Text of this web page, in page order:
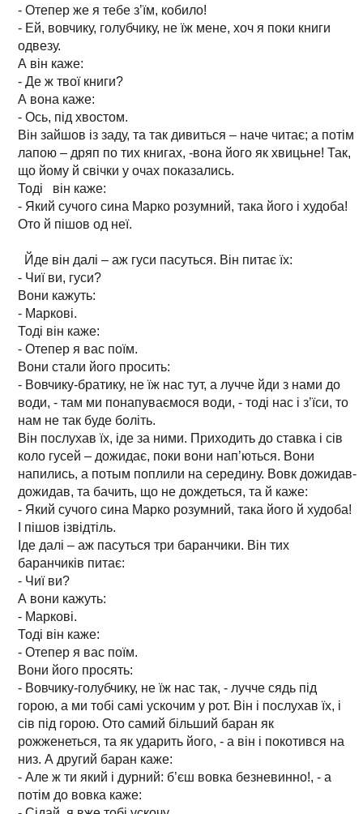
- Отепер же я тебе з’їм, кобило!
- Ей, вовчику, голубчику, не їж мене, хоч я поки книги
одвезу.
А він каже:
- Де ж твої книги?
А вона каже:
- Ось, під хвостом.
Він зайшов із заду, та так дивиться – наче читає; а потім
лапою – дряп по тих книгах, -вона його як хвицьне! Так,
що йому й свічки у очах показались.
Тоді він каже:
- Який сучого сина Марко розумний, така його і худоба!
Ото й пішов од неї.
Йде він далі – аж гуси пасуться. Він питає їх:
- Чиї ви, гуси?
Вони кажуть:
- Маркові.
Тоді він каже:
- Отепер я вас поїм.
Вони стали його просить:
- Вовчику-братику, не їж нас тут, а лучче йди з нами до
води, - там ми понапуваємося води, - тоді нас і з’їси, то
нам не так буде боліть.
Він послухав їх, іде за ними. Приходить до ставка і сів
коло гусей – дожидає, поки вони нап’ються. Вони
напились, а потым поплили на середину. Вовк дожидав-
дожидав, та бачить, що не дождеться, та й каже:
- Який сучого сина Марко розумний, така його й худоба!
І пішов ізвідтіль.
Іде далі – аж пасуться три баранчики. Він тих
баранчиків питає:
- Чиї ви?
А вони кажуть:
- Маркові.
Тоді він каже:
- Отепер я вас поїм.
Вони його просять:
- Вовчику-голубчику, не їж нас так, - лучче сядь під
горою, а ми тобі самі ускочим у рот. Він і послухав їх, і
сів під горою. Ото самий більший баран як
рожженеться, та як ударить його, - а він і покотився на
низ. А другий баран каже:
- Але ж ти який і дурний: б’єш вовка безневинно!, - а
потім до вовка каже: